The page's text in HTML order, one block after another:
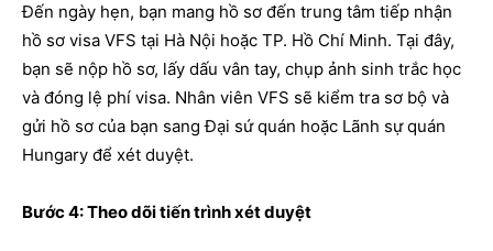
Đến ngày hẹn, bạn mang hồ sơ đến trung tâm tiếp nhận
hồ sơ visa VFS tại Hà Nội hoặc TP. Hồ Chí Minh. Tại đây,
bạn sẽ nộp hồ sơ, lấy dấu vân tay, chụp ảnh sinh trắc học
và đóng lệ phí visa. Nhân viên VFS sẽ kiểm tra sơ bộ và
gửi hồ sơ của bạn sang Đại sứ quán hoặc Lãnh sự quán
Hungary để xét duyệt.
Bước 4: Theo dõi tiến trình xét duyệt